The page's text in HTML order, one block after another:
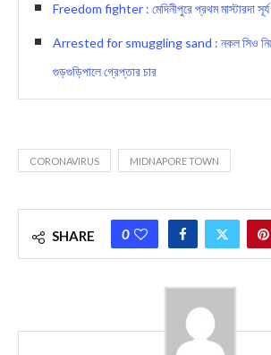
Freedom fighter : মেদিনীপুরে প্রথম মাস্টারদা সূর্য
Arrested for smuggling sand : নকল সিও নিয়ে
গুড়গুড়িপালে গ্রেপ্তার চার
CORONAVIRUS MIDNAPORE TOWN
SHARE 0